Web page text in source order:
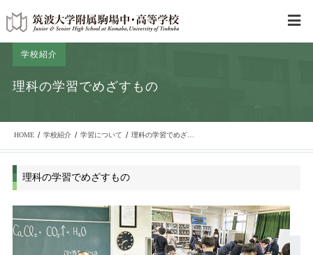
学校紹介
理科の学習でめざすもの
HOME / 学校紹介 / 学習について / 理科の学習でめざすもの
理科の学習でめざすもの